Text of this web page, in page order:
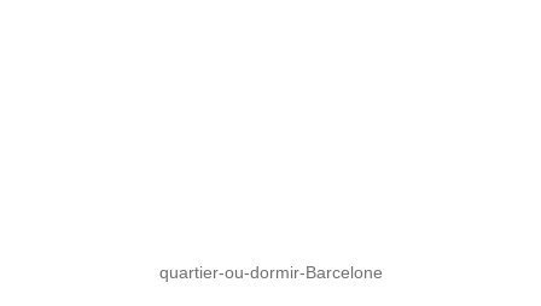
quartier-ou-dormir-Barcelone